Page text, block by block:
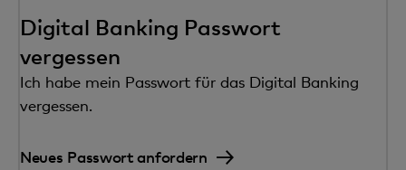
Digital Banking Passwort
vergessen
Ich habe mein Passwort für das Digital Banking
vergessen.
Neues Passwort anfordern